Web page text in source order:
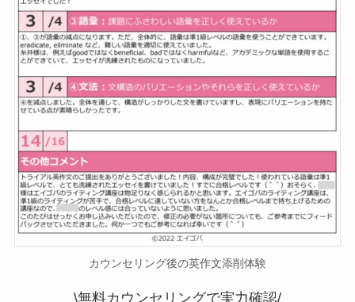
カウンセリング後の英作文添削体験
\無料カウンセリングで実力確認/